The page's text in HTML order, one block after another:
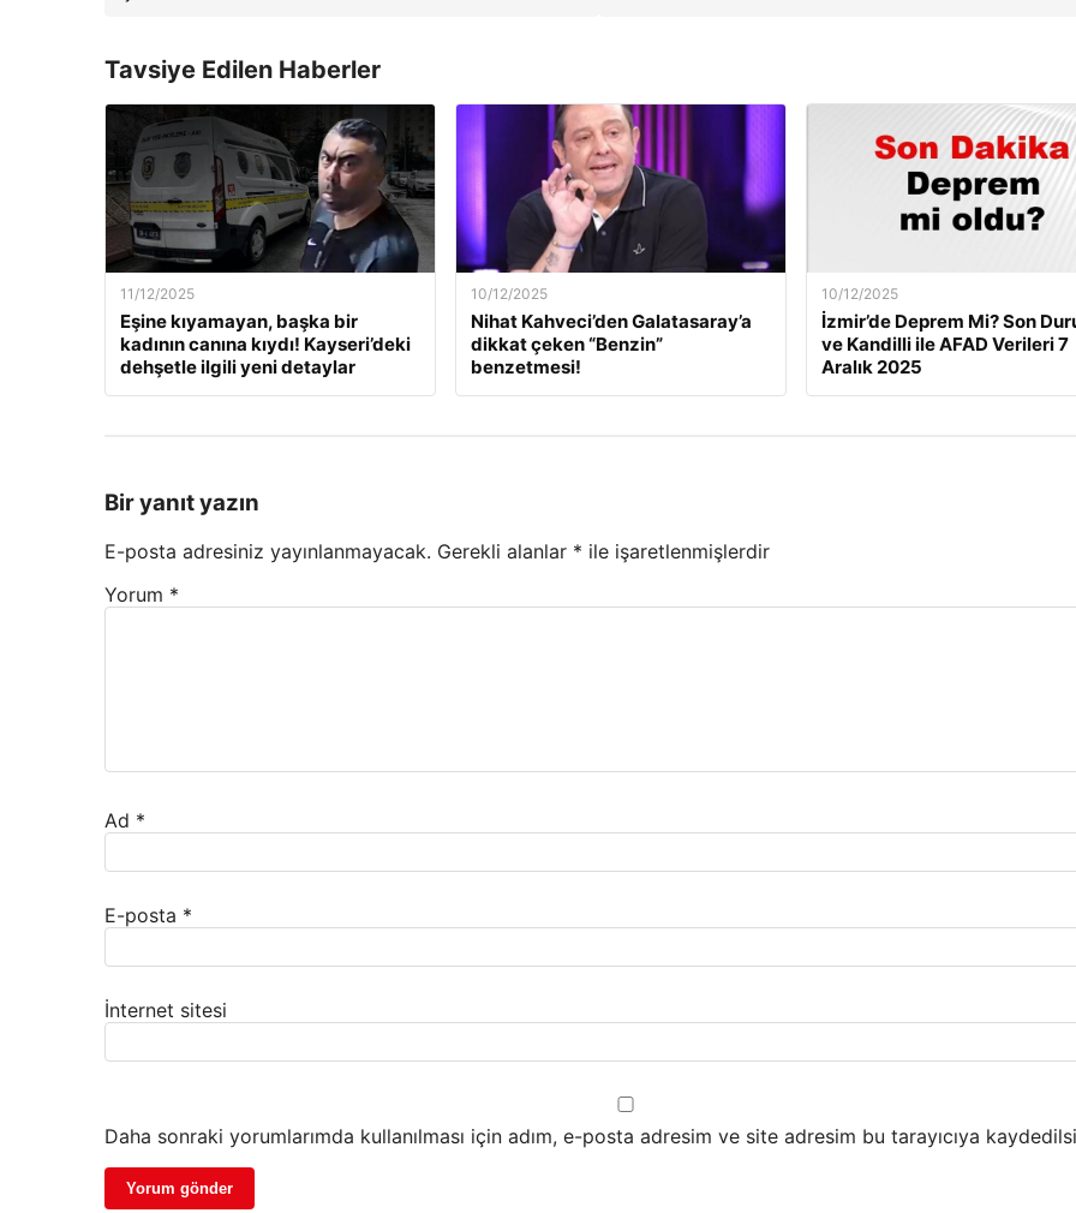
Tavsiye Edilen Haberler
11/12/2025
Eşine kıyamayan, başka bir
kadının canına kıydı! Kayseri’deki
dehşetle ilgili yeni detaylar
10/12/2025
Nihat Kahveci’den Galatasaray’a
dikkat çeken “Benzin”
benzetmesi!
10/12/2025
İzmir’de Deprem Mi? Son
ve Kandilli ile AFAD Verileri 7
Aralık 2025
Bir yanıt yazın
E-posta adresiniz yayınlanmayacak. Gerekli alanlar * ile işaretlenmişlerdir
Yorum *
Ad *
E-posta *
İnternet sitesi
Daha sonraki yorumlarımda kullanılması için adım, e-posta adresim ve site adresim bu tarayıcıya